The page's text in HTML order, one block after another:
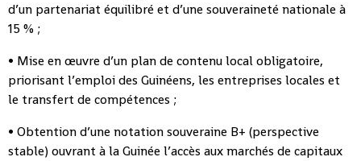
d’un partenariat équilibré et d’une souveraineté nationale à
15 % ;
• Mise en œuvre d’un plan de contenu local obligatoire,
priorisant l’emploi des Guinéens, les entreprises locales et
le transfert de compétences ;
• Obtention d’une notation souveraine B+ (perspective
stable) ouvrant à la Guinée l’accès aux marchés de capitaux